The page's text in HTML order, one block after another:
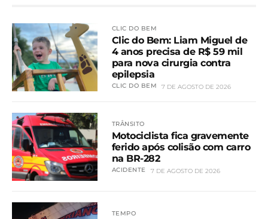
CLIC DO BEM
Clic do Bem: Liam Miguel de
4 anos precisa de R$ 59 mil
para nova cirurgia contra
epilepsia
CLIC DO BEM 7 DE AGOSTO DE 2026
TRÂNSITO
Motociclista fica gravemente
ferido após colisão com carro
na BR-282
ACIDENTE 7 DE AGOSTO DE 2026
TEMPO